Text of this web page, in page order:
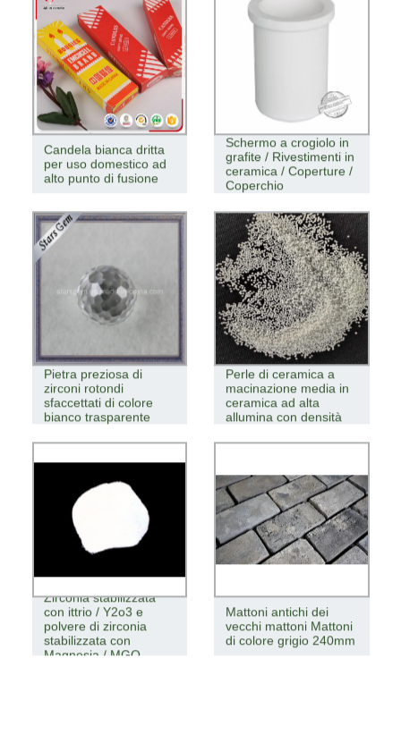
Candela bianca dritta
per uso domestico ad
alto punto di fusione
Schermo a crogiolo in
grafite / Rivestimenti in
ceramica / Coperture /
Coperchio
Pietra preziosa di
zirconi rotondi
sfaccettati di colore
bianco trasparente
Perle di ceramica a
macinazione media in
ceramica ad alta
allumina con densità
Zirconia stabilizzata
con ittrio / Y2o3 e
polvere di zirconia
stabilizzata con
Magnesia / MGO
Mattoni antichi dei
vecchi mattoni Mattoni
di colore grigio 240mm